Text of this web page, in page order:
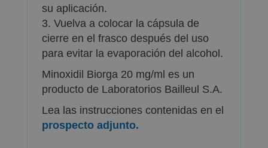
su aplicación.
3. Vuelva a colocar la cápsula de
cierre en el frasco después del uso
para evitar la evaporación del alcohol.
Minoxidil Biorga 20 mg/ml es un
producto de Laboratorios Bailleul S.A.
Lea las instrucciones contenidas en el
prospecto adjunto.